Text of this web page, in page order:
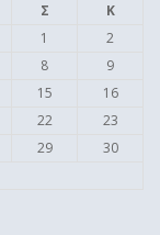
Σ
Κ
1
2
8
9
15
16
22
23
29
30